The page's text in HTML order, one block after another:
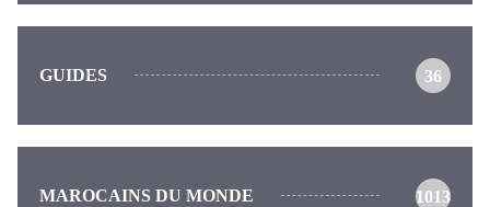
GUIDES 36
MAROCAINS DU MONDE 1013